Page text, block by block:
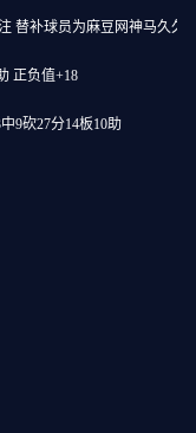
补球员为麻豆网神马久久
正负值+18
9砍27分14板10助